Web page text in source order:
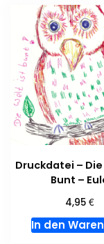
Druckdatei –
Bunt –
4,95€
In den